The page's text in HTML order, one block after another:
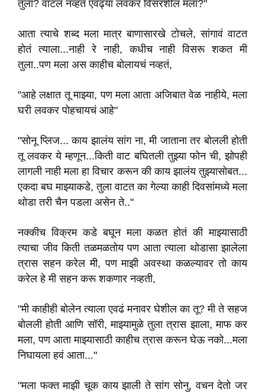
तुला? वाटलं नव्हतं एवढ्या लवकर विसरशील मला?"
आता त्याचे शब्द मला मात्र बाणासारखे टोचले, सांगावं वाटत
होतं त्याला...नाही रे नाही, कधीच नाही विसरू शकत मी
तुला..पण मला अस काहीच बोलायचं नव्हतं,
"आहे लक्षात तू माझ्या, पण मला आता अजिबात वेळ नाहीये, मला
घरी लवकर पोहचायचं आहे"
"सोनू प्लिज... काय झालंय सांग ना, मी जाताना तर बोलली होती
तू लवकर ये म्हणून...किती वाट बघितली तुझ्या फोन ची, झोपही
लागली नाही मला हा विचार करून की काय झालंय तुझ्यासोबत...
एकदा बघ माझ्याकडे, तुला वाटत का गेल्या काही दिवसांमध्ये मला
थोडा तरी चैन पडला असेन ते.."
नक्कीच विक्रम कडे बघून मला कळत होतं की माझ्यासाठी
त्याचा जीव किती तळमळतोय पण आता त्याला थोडासा झालेला
त्रास सहन करेल मी, पण माझी अवस्था कळल्यावर तो काय
करेल हे मी सहन करू शकणार नव्हती,
"मी काहीही बोलेन त्याला एवढं मनावर घेशील का तू? मी ते सहज
बोलली होती आणि सॉरी, माझ्यामुळे तुला त्रास झाला, माफ कर
मला, पण आता माझ्यासाठी काहीच त्रास करून घेऊ नको...मला
निघायला हवं आता..."
"मला फक्त माझी चूक काय झाली ते सांग सोनु, वचन देतो जर